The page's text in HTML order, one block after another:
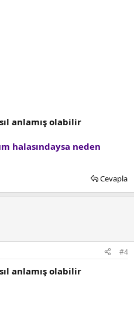
anlamış olabilir
halasındaysa neden
Cevapla
#4
anlamış olabilir